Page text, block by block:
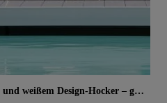
rapide MW06-Set mit weißem Sessel und weißem Design-Hocker – gegossene PMMA-Wände, Alveolarschaum-Sitz